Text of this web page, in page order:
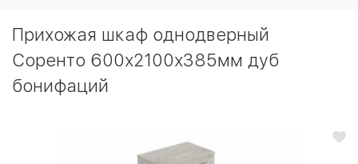
Прихожая шкаф однодверный
Соренто 600х2100х385мм дуб
бонифаций